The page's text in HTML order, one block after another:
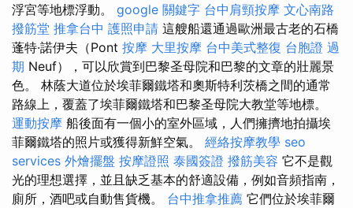
浮宮等地標浮動。 google 關鍵字 台中肩頸按摩 文心南路
撥筋堂 推拿台中 護照申請 這艘船還通過歐洲最古老的石橋
蓬特·諾伊夫（Pont 按摩 大里按摩 台中美式整復 台胞證 過
期 Neuf），可以欣賞到巴黎圣母院和巴黎的文章的壯麗景
色。 林蔭大道位於埃菲爾鐵塔和奧斯特利茨橋之間的通常
路線上，覆蓋了埃菲爾鐵塔和巴黎圣母院大教堂等地標。
運動按摩 船後面有一個小的室外區域，人們擁擠地拍攝埃
菲爾鐵塔的照片或獲得新鮮空氣。 經絡按摩教學 seo
services 外燴擺盤 按摩證照 泰國簽證 撥筋美容 它不是觀
光的理想選擇，並且缺乏基本的舒適設備，例如音頻指南，
廁所，酒吧或自動售貨機。 台中推拿推薦 它們位於埃菲爾